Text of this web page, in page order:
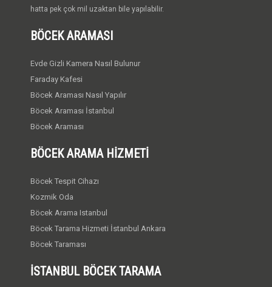
hatta pek çok mil uzaktan bile yapılabilir.
BÖCEK ARAMASI
Evde Gizli Kamera Nasıl Bulunur
Faraday Kafesi
Böcek Araması Nasıl Yapılır
Böcek Araması İstanbul
Böcek Araması
BÖCEK ARAMA HIZMETI
Böcek Tespit Cihazı
Kozmik Oda
Böcek Arama Istanbul
Böcek Tarama Hizmeti İstanbul Ankara
Böcek Taraması
İSTANBUL BÖCEK TARAMA